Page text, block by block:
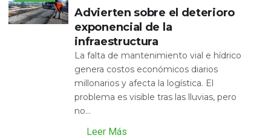
Advierten sobre el deterioro
exponencial de la
infraestructura
La falta de mantenimiento vial e hídrico
genera costos económicos diarios
millonarios y afecta la logística. El
problema es visible tras las lluvias, pero
no...
Leer Más